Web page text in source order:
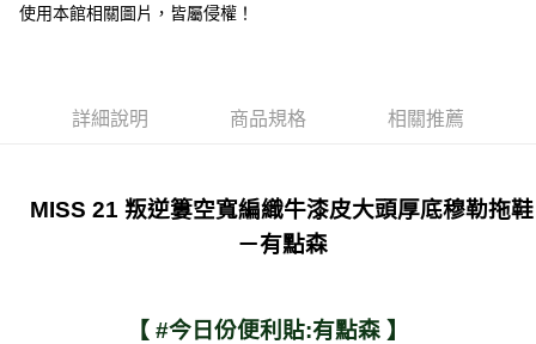
付款後全家取貨-固定運費
免運費
使用本館相關圖片，皆屬侵權！
詳細說明 商品規格 相關推薦
MISS 21 叛逆簍空寬編織牛漆皮大頭厚底穆勒拖鞋
－有點森
【 #今日份便利貼:有點森 】